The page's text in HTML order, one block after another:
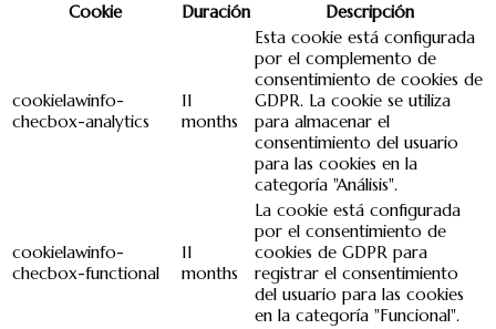
Cookie
Duración Descripción
cookielawinfo-
checbox-analytics
11
months
Esta cookie está configurada
por el complemento de
consentimiento de cookies de
GDPR. La cookie se utiliza
para almacenar el
consentimiento del usuario
para las cookies en la
categoría "Análisis".
cookielawinfo-
checbox-functional
11
months
La cookie está configurada
por el consentimiento de
cookies de GDPR para
registrar el consentimiento
del usuario para las cookies
en la categoría "Funcional".